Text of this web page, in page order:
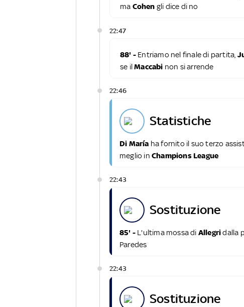
ma Cohen gli dice di no
22:47
88' - Entriamo nel finale di partita,
se ilMaccabi non si arrende
22:46
statistiche
Di María ha fornito il suo terzo
meglio in Champions League
22:43
sostituzione
85' - L'ultima mossa di Allegridalla
Paredes
22:43
sostituzione